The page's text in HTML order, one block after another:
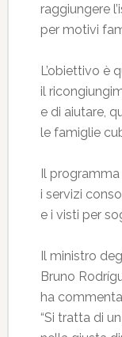
raggiungere
per motivi
L’obiettivo è
il
e di aiutare,
le famiglie
Il
i servizi
e i visti per
Il ministro
Bruno
ha
“Si tratta di